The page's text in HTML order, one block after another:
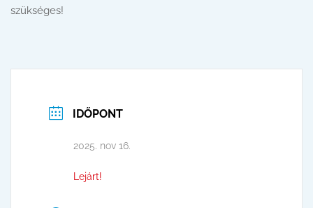
szükséges!
IDŐPONT
2025. nov 16.
Lejárt!